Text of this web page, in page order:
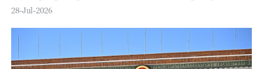
28-Jul-2026